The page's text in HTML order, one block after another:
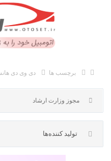
برچسب ها دی وی دی
مجوز وزارت ارشاد
تولید کننده‌ها